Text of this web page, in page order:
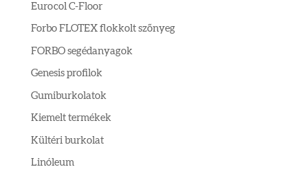
Eurocol C-Floor
Forbo FLOTEX flokkolt szőnyeg
FORBO segédanyagok
Genesis profilok
Gumiburkolatok
Kiemelt termékek
Kültéri burkolat
Linóleum